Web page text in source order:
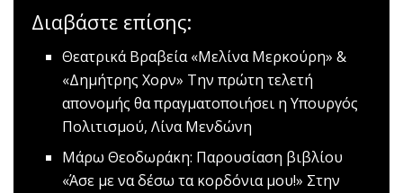
Διαβάστε επίσης:
Θεατρικά Βραβεία «Μελίνα Μερκούρη» &
«Δημήτρης Χορν» Την πρώτη τελετή
απονομής θα πραγματοποιήσει η Υπουργός
Πολιτισμού, Λίνα Μενδώνη
Mάρω Θεοδωράκη: Παρουσίαση βιβλίου
«Άσε με να δέσω τα κορδόνια μου!» Στην